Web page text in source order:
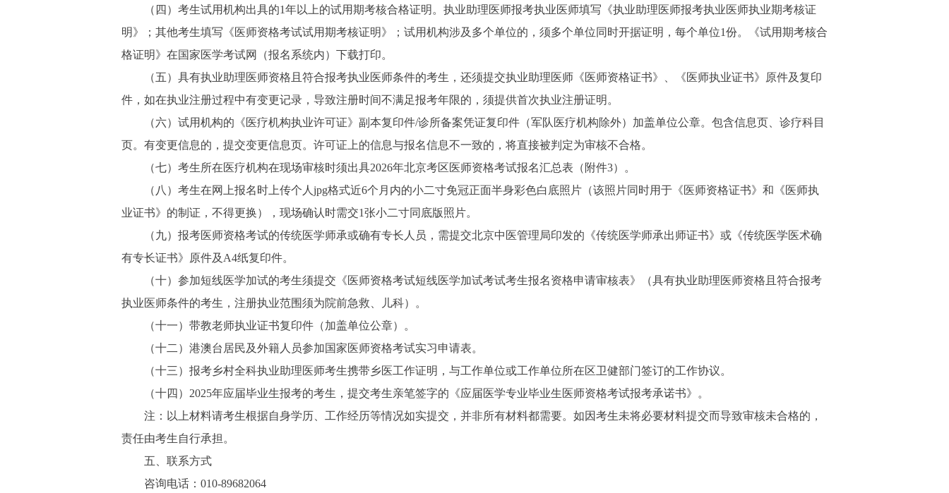
（四）考生试用机构出具的1年以上的试用期考核合格证明。执业助理医师报考执业医师填写《执业助理医师报考执业医师执业期考核证
明》；其他考生填写《医师资格考试试用期考核证明》；试用机构涉及多个单位的，须多个单位同时开据证明，每个单位1份。《试用期考核合
格证明》在国家医学考试网（报名系统内）下载打印。
（五）具有执业助理医师资格且符合报考执业医师条件的考生，还须提交执业助理医师《医师资格证书》、《医师执业证书》原件及复印
件，如在执业注册过程中有变更记录，导致注册时间不满足报考年限的，须提供首次执业注册证明。
（六）试用机构的《医疗机构执业许可证》副本复印件/诊所备案凭证复印件（军队医疗机构除外）加盖单位公章。包含信息页、诊疗科目
页。有变更信息的，提交变更信息页。许可证上的信息与报名信息不一致的，将直接被判定为审核不合格。
（七）考生所在医疗机构在现场审核时须出具2026年北京考区医师资格考试报名汇总表（附件3）。
（八）考生在网上报名时上传个人jpg格式近6个月内的小二寸免冠正面半身彩色白底照片（该照片同时用于《医师资格证书》和《医师执
业证书》的制证，不得更换），现场确认时需交1张小二寸同底版照片。
（九）报考医师资格考试的传统医学师承或确有专长人员，需提交北京中医管理局印发的《传统医学师承出师证书》或《传统医学医术确
有专长证书》原件及A4纸复印件。
（十）参加短线医学加试的考生须提交《医师资格考试短线医学加试考试考生报名资格申请审核表》（具有执业助理医师资格且符合报考
执业医师条件的考生，注册执业范围须为院前急救、儿科）。
（十一）带教老师执业证书复印件（加盖单位公章）。
（十二）港澳台居民及外籍人员参加国家医师资格考试实习申请表。
（十三）报考乡村全科执业助理医师考生携带乡医工作证明，与工作单位或工作单位所在区卫健部门签订的工作协议。
（十四）2025年应届毕业生报考的考生，提交考生亲笔签字的《应届医学专业毕业生医师资格考试报考承诺书》。
注：以上材料请考生根据自身学历、工作经历等情况如实提交，并非所有材料都需要。如因考生未将必要材料提交而导致审核未合格的，
责任由考生自行承担。
五、联系方式
咨询电话：010-89682064